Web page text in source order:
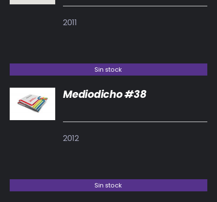
2011
Sin stock
DETALLES
Mediodicho #38
2012
Sin stock